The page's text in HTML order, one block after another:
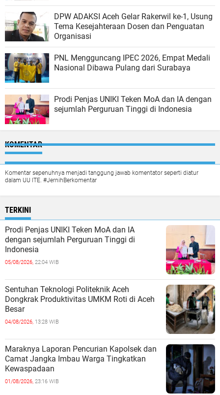
DPW ADAKSI Aceh Gelar Rakerwil ke-1, Usung
Tema Kesejahteraan Dosen dan Penguatan
Organisasi
PNL Mengguncang IPEC 2026, Empat Medali
Nasional Dibawa Pulang dari Surabaya
Prodi Penjas UNIKI Teken MoA dan IA dengan
sejumlah Perguruan Tinggi di Indonesia
KOMENTAR
Komentar sepenuhnya menjadi tanggung jawab komentator seperti diatur
dalam UU ITE. #JernihBerkomentar
TERKINI
Prodi Penjas UNIKI Teken MoA dan IA
dengan sejumlah Perguruan Tinggi di
Indonesia
05/08/2026, 22:04 WIB
Sentuhan Teknologi Politeknik Aceh
Dongkrak Produktivitas UMKM Roti di Aceh
Besar
04/08/2026, 13:28 WIB
Maraknya Laporan Pencurian Kapolsek dan
Camat Jangka Imbau Warga Tingkatkan
Kewaspadaan
01/08/2026, 23:16 WIB